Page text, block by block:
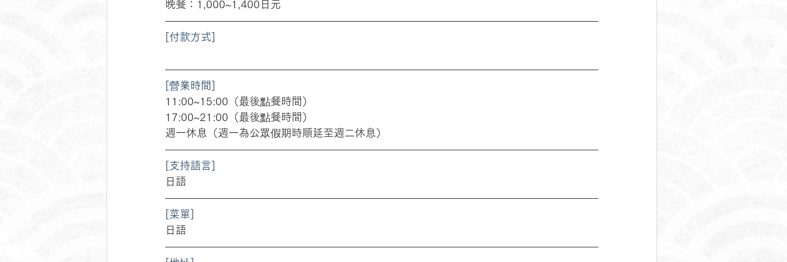
晚餐：1,000~1,400日元
[付款方式]
[營業時間]
11:00~15:00（最後點餐時間）
17:00~21:00（最後點餐時間）
週一休息（週一為公眾假期時順延至週二休息）
[支持語言]
日語
[菜單]
日語